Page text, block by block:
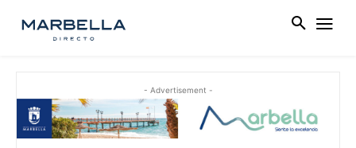
- Advertisement -